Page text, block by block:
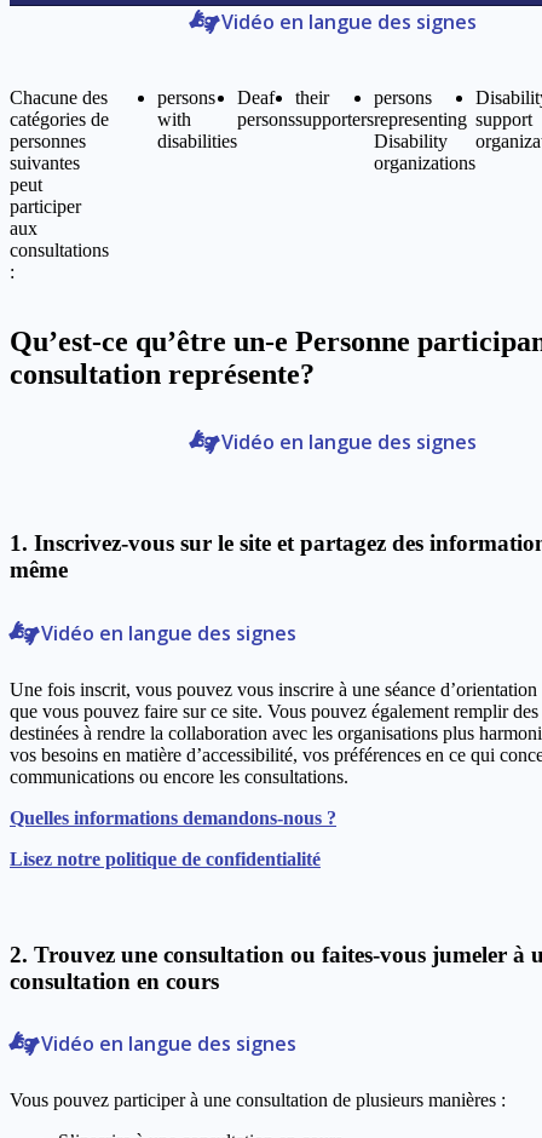
Vidéo en langue des signes
Chacune des
catégories de
personnes
suivantes
peut
participer
aux
consultations
:
persons
with
disabilities
Deaf
persons
their
supporters
persons
representing
Disability
organizations
support
Qu’est-ce qu’être un-e Personne
consultation représente?
Vidéo en langue des signes
1. Inscrivez-vous sur le site et partagez des
même
Vidéo en langue des signes
Une fois inscrit, vous pouvez vous inscrire à une séance
que vous pouvez faire sur ce site. Vous pouvez également remplir
destinées à rendre la collaboration avec les organisations plus
vos besoins en matière d’accessibilité, vos préférences en ce qui
communications ou encore les consultations.
Quelles informations demandons-nous ?
Lisez notre politique de confidentialité
2. Trouvez une consultation ou faites-vous jumeler à
consultation en cours
Vidéo en langue des signes
Vous pouvez participer à une consultation de plusieurs manières :